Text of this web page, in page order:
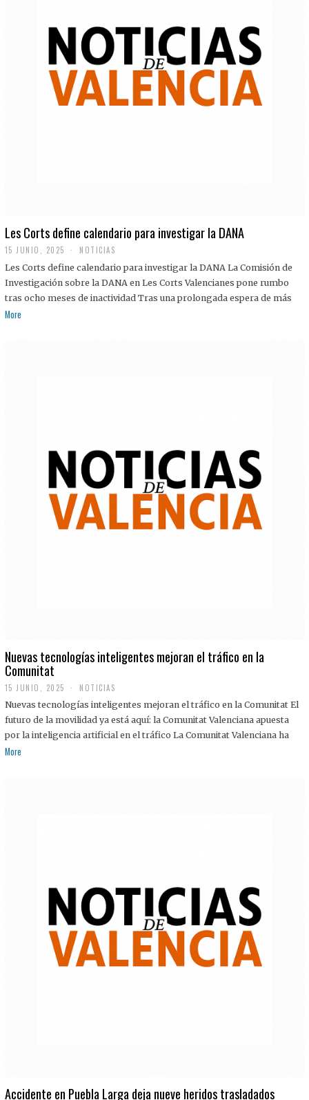
Les Corts define calendario para investigar la DANA
15 JUNIO, 2025 NOTICIAS
Les Corts define calendario para investigar la DANA La Comisión de
Investigación sobre la DANA en Les Corts Valencianes pone rumbo
tras ocho meses de inactividad Tras una prolongada espera de más
More
Nuevas tecnologías inteligentes mejoran el tráfico en la
Comunitat
15 JUNIO, 2025 NOTICIAS
Nuevas tecnologías inteligentes mejoran el tráfico en la Comunitat El
futuro de la movilidad ya está aquí: la Comunitat Valenciana apuesta
por la inteligencia artificial en el tráfico La Comunitat Valenciana ha
More
Accidente en Puebla Larga deja nueve heridos trasladados